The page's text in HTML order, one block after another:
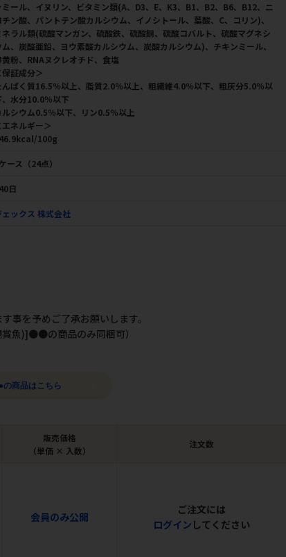
ミール、イヌリン、ビタミン類(A、D3、E、K3、B1、B2、B6、B12、ニ
チン酸、パントテン酸カルシウム、イノシトール、葉酸、C、コリン)、
ネラル類(硫酸マンガン、硫酸鉄、硫酸銅、硫酸コバルト、硫酸マグネシ
ム、炭酸亜鉛、ヨウ素酸カルシウム、炭酸カルシウム)、チキンミール、
黄粉、RNAヌクレオチド、食塩
保証成分＞
んぱく質16.5％以上、脂質2.0％以上、粗繊維4.0％以下、粗灰分5.0％以
、水分10.0％以下
ルシウム0.5％以下、リン0.5％以上
エネルギー＞
100g
ース（24点）
日
ェックス 株式会社
事を予めご了承お願いします。
魚)]●●の商品のみ同梱可）
の商品はこちら
販売価格
（単価 × 入数）
注文数
会員のみ公開
ご注文には
ログイン してください